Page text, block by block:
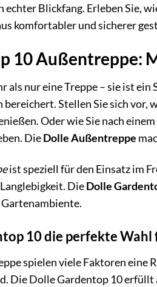
echter Blickfang. Erleben Sie,
komfortabler und sicherer
10 Außentreppe:
als nur eine Treppe – sie ist
Stellen Sie sich vor,
Oder wie Sie nach
DieDolle Außentreppe
ist speziell für den Einsatz im
DieDolle
10 die perfekte
spielen viele Faktoren eine
Die Dolle Gardentop 10